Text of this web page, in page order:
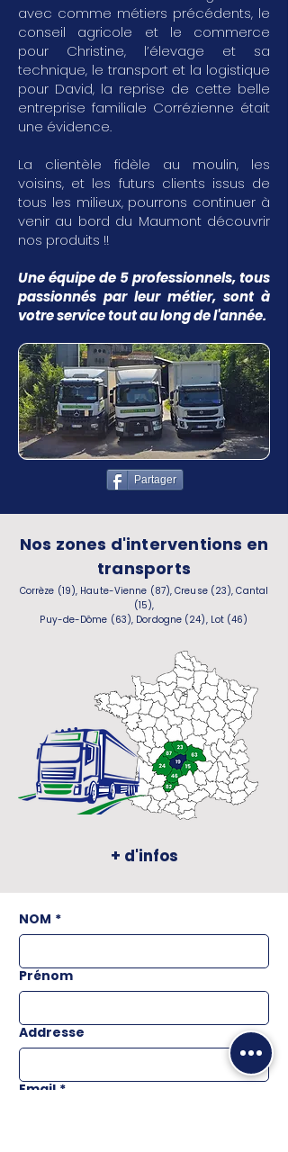
avec comme métiers précédents, le
conseil agricole et le commerce
pour Christine, l’élevage et sa
technique, le transport et la logistique
pour David, la reprise de cette belle
entreprise familiale Corrézienne était
une évidence.
La clientèle fidèle au moulin, les
voisins, et les futurs clients issus de
tous les milieux, pourrons continuer à
venir au bord du Maumont découvrir
nos produits !!
Une équipe de 5 professionnels, tous
passionnés par leur métier, sont à
votre service tout au long de l'année.
Partager
Nos zones d'interventions en
transports
Corrèze (19), Haute-Vienne (87), Creuse (23), Cantal
(15),
Puy-de-Dôme (63), Dordogne (24), Lot (46)
+ d'infos
NOM *
Prénom
Addresse
Email *